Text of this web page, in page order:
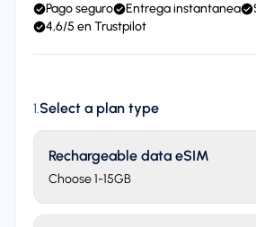
Pago seguro Entrega instantanea
4,6/5 en Trustpilot
1.Select a plan type
Rechargeable data eSIM
Choose 1-15GB